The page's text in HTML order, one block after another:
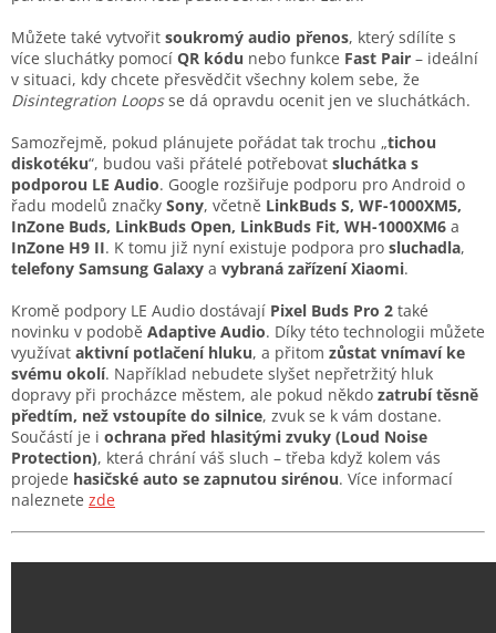
Můžete také vytvořit soukromý audio přenos, který sdílíte s
více sluchátky pomocí QR kódu nebo funkce Fast Pair – ideální
v situaci, kdy chcete přesvědčit všechny kolem sebe, že
Disintegration Loopsse dá opravdu ocenit jen ve sluchátkách.
Samozřejmě, pokud plánujete pořádat tak trochu „tichou
diskotéku“, budou vaši přátelé potřebovat sluchátka s
podporou LE Audio. Google rozšiřuje podporu pro Android o
řadu modelů značky Sony, včetně LinkBuds S, WF-1000XM5,
InZone Buds, LinkBuds Open, LinkBuds Fit, WH-1000XM6 a
InZone H9 II. K tomu již nyní existuje podpora pro sluchadla,
telefony Samsung Galaxy a vybraná zařízení Xiaomi.
Kromě podpory LE Audio dostávají Pixel Buds Pro 2 také
novinku v podobě Adaptive Audio. Díky této technologii můžete
využívat aktivní potlačení hluku, a přitom zůstat vnímaví ke
svému okolí. Například nebudete slyšet nepřetržitý hluk
dopravy při procházce městem, ale pokud někdo zatrubí těsně
předtím, než vstoupíte do silnice, zvuk se k vám dostane.
Součástí je i ochrana před hlasitými zvuky (Loud Noise
Protection), která chrání váš sluch – třeba když kolem vás
projede hasičské auto se zapnutou sirénou. Více informací
naleznete zde